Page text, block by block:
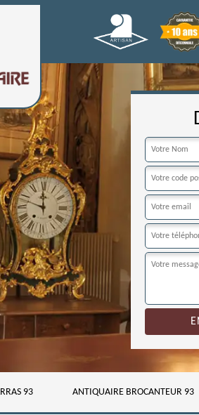
93 ANTIQUAIRE BROCANTEUR 93